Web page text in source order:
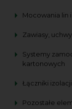
Mocowania lin
Zawiasy,
Systemy
kartonowych
Łączniki izolacji
Pozostałe